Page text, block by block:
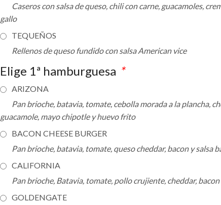
Caseros con salsa de queso, chili con carne, guacamoles,
gallo
TEQUEÑOS
Rellenos de queso fundido con salsa American vice
Elige 1ª hamburguesa *
ARIZONA
Pan brioche, batavia, tomate, cebolla morada a la plancha,
guacamole, mayo chipotle y huevo frito
BACON CHEESE BURGER
Pan brioche, batavia, tomate, queso cheddar, bacon y salsa
CALIFORNIA
Pan brioche, Batavia, tomate, pollo crujiente, cheddar,
GOLDENGATE